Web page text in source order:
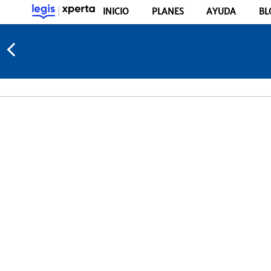
INICIO PLANES AYUDA